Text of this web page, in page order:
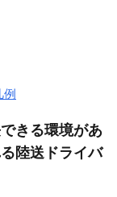
例
きる環境があ
陸送ドライバ